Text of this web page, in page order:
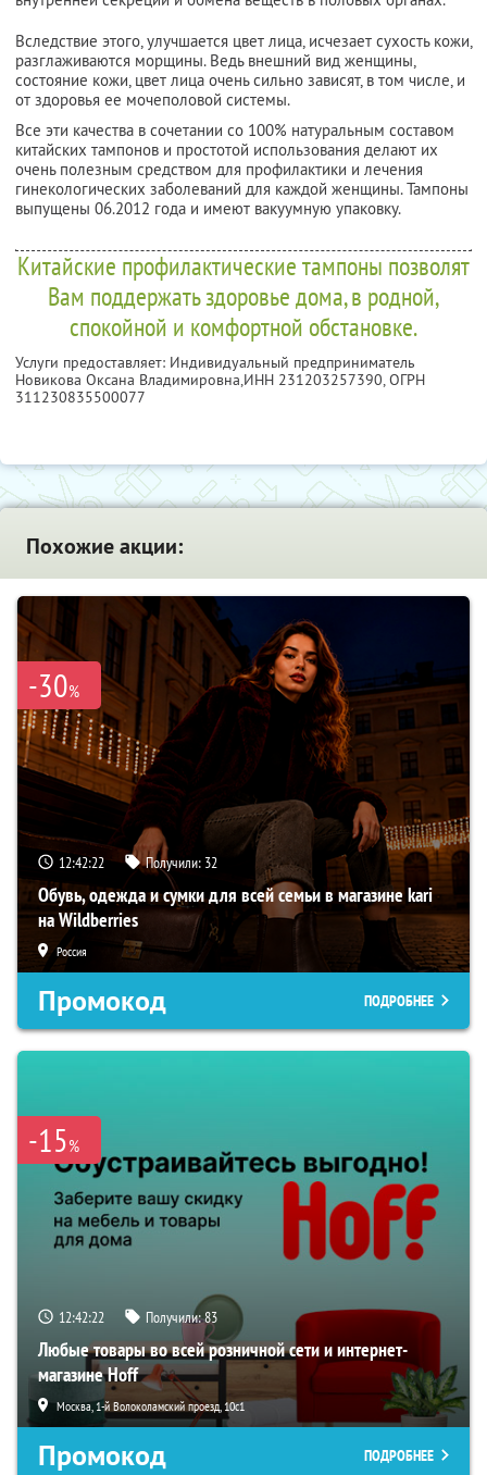
Вследствие этого, улучшается цвет лица, исчезает сухость кожи,
разглаживаются морщины. Ведь внешний вид женщины,
состояние кожи, цвет лица очень сильно зависят, в том числе, и
от здоровья ее мочеполовой системы.
Все эти качества в сочетании со 100% натуральным составом
китайских тампонов и простотой использования делают их
очень полезным средством для профилактики и лечения
гинекологических заболеваний для каждой женщины. Тампоны
выпущены 06.2012 года и имеют вакуумную упаковку.
Китайские профилактические тампоны позволят
Вам поддержать здоровье дома, в родной,
спокойной и комфортной обстановке.
Услуги предоставляет: Индивидуальный предприниматель
Новикова Оксана Владимировна,ИНН 231203257390, ОГРН
311230835500077
Похожие акции:
-30%
12:42:20 Получили: 32
Обувь, одежда и сумки для всей семьи в магазине kari
на Wildberries
Россия
Промокод ПОДРОБНЕЕ
-15%
12:42:20 Получили:83
Любые товары во всей розничной сети и интернет-
магазине Hoff
Москва, 1-й Волоколамский проезд, 10с1
Промокод ПОДРОБНЕЕ